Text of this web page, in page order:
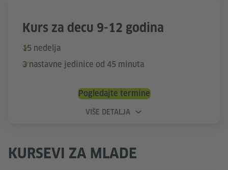
Kurs za decu 9-12 godina
15 nedelja
3 nastavne jedinice od 45 minuta
Pogledajte termine
VIŠE DETALJA
KURSEVI ZA MLADE